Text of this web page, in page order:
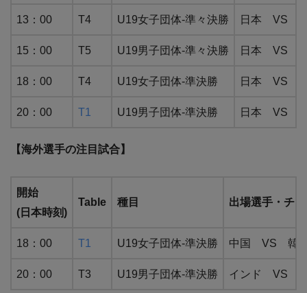
13：00 T4 U19女子団体-準々決勝 日本 VS
15：00 T5 U19男子団体-準々決勝 日本 VS
18：00 T4 U19女子団体-準決勝 日本 VS
20：00 T1 U19男子団体-準決勝 日本 VS
【海外選手の注目試合】
開始
(日本時刻)
Table 種目 出場選手・チ
18：00 T1 U19女子団体-準決勝 中国 VS 韓
20：00 T3 U19男子団体-準決勝 インド VS